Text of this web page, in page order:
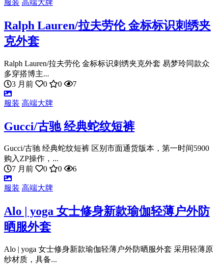
服装 高端大牌
Ralph Lauren/拉夫劳伦 金标标识刺绣夹
克外套
Ralph Lauren/拉夫劳伦 金标标识刺绣夹克外套 易梦玲同款众
多穿搭博主...
3 月前
0 0 7
服装 高端大牌
Gucci/古驰 经典蛇纹短裤
Gucci/古驰 经典蛇纹短裤 区别市面通货版本，第一时间5900
购入ZP操作，...
7 月前
0 0 6
服装 高端大牌
Alo | yoga 女士修身新款瑜伽轻薄户外防
晒服外套
Alo | yoga 女士修身新款瑜伽轻薄户外防晒服外套 采用轻薄原
纱材质，具备...